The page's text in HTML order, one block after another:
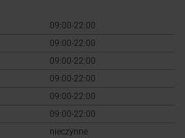
09:00-22:00
09:00-22:00
09:00-22:00
09:00-22:00
09:00-22:00
09:00-22:00
nieczynne